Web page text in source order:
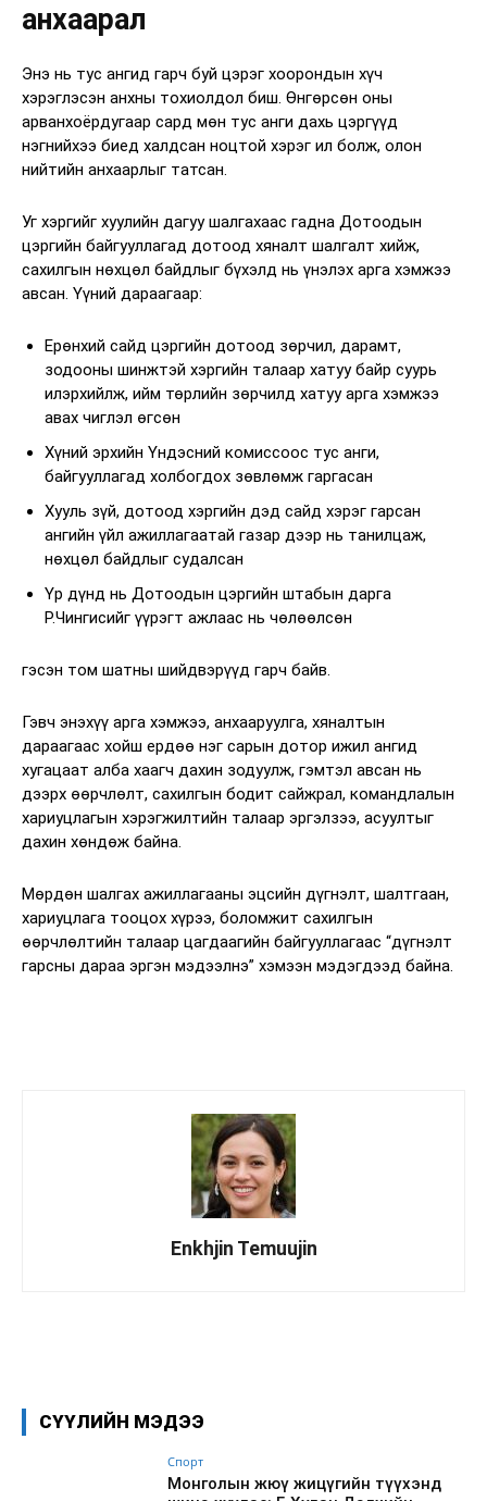
анхаарал
Энэ нь тус ангид гарч буй цэрэг хоорондын хүч
хэрэглэсэн анхны тохиолдол биш. Өнгөрсөн оны
арванхоёрдугаар сард мөн тус анги дахь цэргүүд
нэгнийхээ биед халдсан ноцтой хэрэг ил болж, олон
нийтийн анхаарлыг татсан.
Уг хэргийг хуулийн дагуу шалгахаас гадна Дотоодын
цэргийн байгууллагад дотоод хяналт шалгалт хийж,
сахилгын нөхцөл байдлыг бүхэлд нь үнэлэх арга хэмжээ
авсан. Үүний дараагаар:
Ерөнхий сайд цэргийн дотоод зөрчил, дарамт,
зодооны шинжтэй хэргийн талаар хатуу байр суурь
илэрхийлж, ийм төрлийн зөрчилд хатуу арга хэмжээ
авах чиглэл өгсөн
Хүний эрхийн Үндэсний комиссоос тус анги,
байгууллагад холбогдох зөвлөмж гаргасан
Хууль зүй, дотоод хэргийн дэд сайд хэрэг гарсан
ангийн үйл ажиллагаатай газар дээр нь танилцаж,
нөхцөл байдлыг судалсан
Үр дүнд нь Дотоодын цэргийн штабын дарга
Р.Чингисийг үүрэгт ажлаас нь чөлөөлсөн
гэсэн том шатны шийдвэрүүд гарч байв.
Гэвч энэхүү арга хэмжээ, анхааруулга, хяналтын
дараагаас хойш ердөө нэг сарын дотор ижил ангид
хугацаат алба хаагч дахин зодуулж, гэмтэл авсан нь
дээрх өөрчлөлт, сахилгын бодит сайжрал, командлалын
хариуцлагын хэрэгжилтийн талаар эргэлзээ, асуултыг
дахин хөндөж байна.
Мөрдөн шалгах ажиллагааны эцсийн дүгнэлт, шалтгаан,
хариуцлага тооцох хүрээ, боломжит сахилгын
өөрчлөлтийн талаар цагдаагийн байгууллагаас “дүгнэлт
гарсны дараа эргэн мэдээлнэ” хэмээн мэдэгдээд байна.
Enkhjin Temuujin
СҮҮЛИЙН МЭДЭЭ
Спорт
Монголын жюү жицүгийн түүхэнд